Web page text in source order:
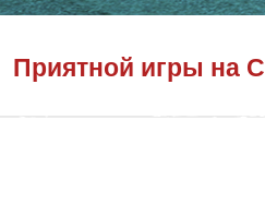
Приятной игры на